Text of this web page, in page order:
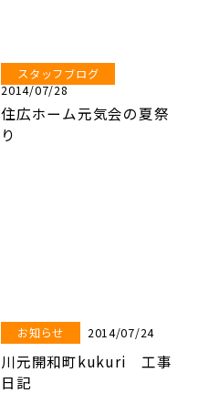
スタッフブログ
2014/07/28
住広ホーム元気会の夏祭
り
お知らせ 2014/07/24
川元開和町kukuri 工事
日記